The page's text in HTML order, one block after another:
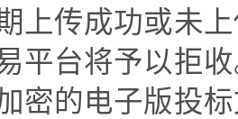
上传成功或未
平台将予以拒
密的电子版投